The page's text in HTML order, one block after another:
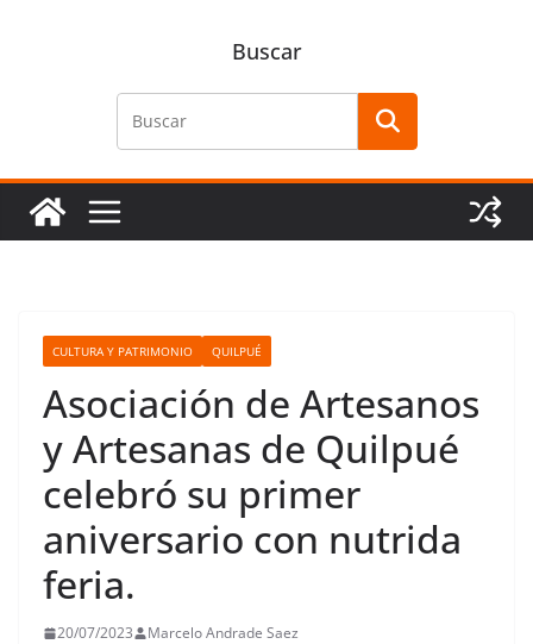
Buscar
CULTURA Y PATRIMONIO QUILPUÉ
Asociación de Artesanos
y Artesanas de Quilpué
celebró su primer
aniversario con nutrida
feria.
20/07/2023 Marcelo Andrade Saez